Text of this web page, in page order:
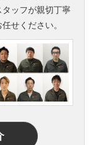
ッフが親切丁寧
せください。